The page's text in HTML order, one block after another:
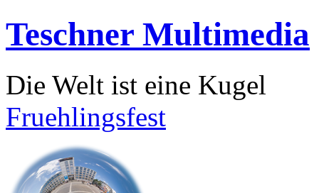
Teschner Multimedia
Die Welt ist eine Kugel
Fruehlingsfest